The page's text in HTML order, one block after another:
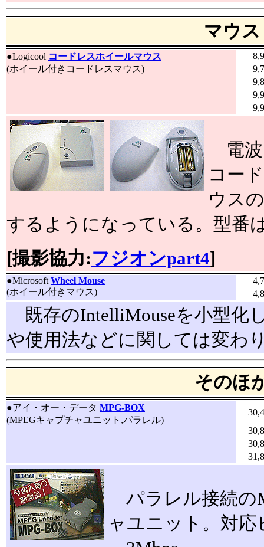
マウス
●Logicool コードレスホイールマウス
(ホイール付きコードレスマウス)
電波
コー
ウス
するようになっている。型番
[撮影協力:フジオンpart4]
●Microsoft Wheel Mouse
(ホイール付きマウス)
既存のIntelliMouseを小型化
や使用法などに関しては変わ
そのほ
●アイ・オー・データ MPG-BOX
(MPEGキャプチャユニット,パラレル)
パラレル接続の
ャユニット。対応